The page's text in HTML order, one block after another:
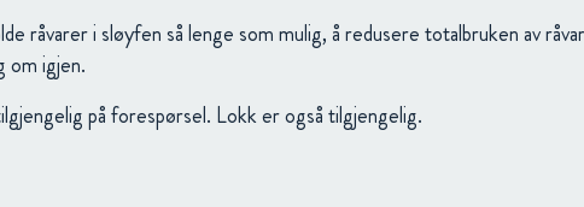
råvarer i sløyfen så lenge som mulig, å redusere totalbruken av
om igjen.
på forespørsel. Lokk er også tilgjengelig.